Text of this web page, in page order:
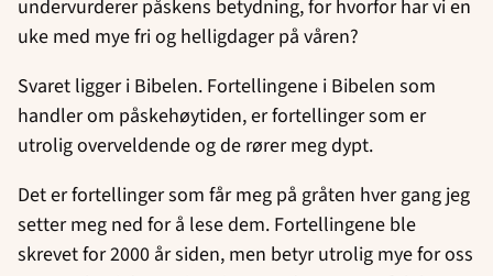
undervurderer påskens betydning, for hvorfor har vi en
uke med mye fri og helligdager på våren?
Svaret ligger i Bibelen. Fortellingene i Bibelen som
handler om påskehøytiden, er fortellinger som er
utrolig overveldende og de rører meg dypt.
Det er fortellinger som får meg på gråten hver gang jeg
setter meg ned for å lese dem. Fortellingene ble
skrevet for 2000 år siden, men betyr utrolig mye for oss